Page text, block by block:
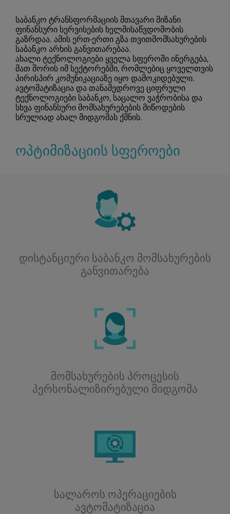
საბანკო ტრანსფორმაციის მთავარი მიზანი
ფინანსური სერვისების ხელმისაწვდომობის
გაზრდაა. ამის ერთ-ერთი გზა თვითმომსახურების
საბანკო არხის განვითარებაა.
ახალი ტექნოლოგიები ყველა სფეროში ინერგება,
მათ შორის იმ სექტორებში, რომლებიც ყოველთვის
პირისპირ კომუნიკაციაზე იყო დამოკიდებული.
ავტომატიზაცია და თანამედროვე ციფრული
ტექნოლოგიები საბანკო, საცალო ვაჭრობისა და
სხვა ფინანსური მომსახურებების მიწოდების
სრულიად ახალ მიდგომას ქმნის.
ოპტიმიზაციის სფეროები
დისტანციური საბანკო მომსახურების
განვითარება
მომსახურების პროცესის
პერსონალიზირებული მიდგომა
სალაროს ოპერაციების
ავტომატიზაცია